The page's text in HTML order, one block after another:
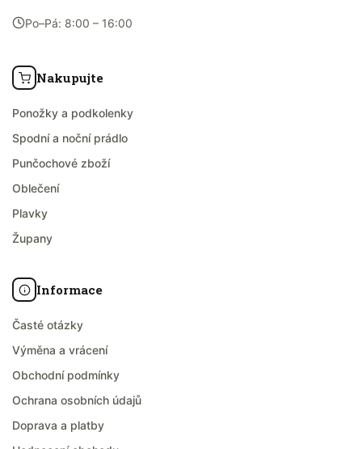
Po–Pá: 8:00 – 16:00
Nakupujte
Ponožky a podkolenky
Spodní a noční prádlo
Punčochové zboží
Oblečení
Plavky
Župany
Informace
Časté otázky
Výměna a vrácení
Obchodní podmínky
Ochrana osobních údajů
Doprava a platby